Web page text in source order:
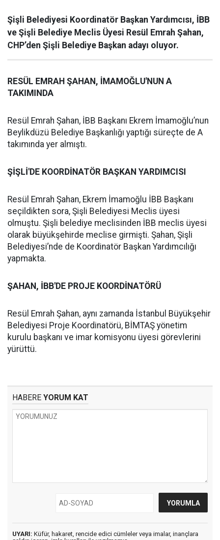
Şişli Belediyesi Koordinatör Başkan Yardımcısı, İBB
ve Şişli Belediye Meclis Üyesi Resül Emrah Şahan,
CHP’den Şişli Belediye Başkan adayı oluyor.
RESÜL EMRAH ŞAHAN, İMAMOĞLU'NUN A
TAKIMINDA
Resül Emrah Şahan, İBB Başkanı Ekrem İmamoğlu’nun
Beylikdüzü Belediye Başkanlığı yaptığı süreçte de A
takımında yer almıştı.
ŞİŞLİ'DE KOORDİNATÖR BAŞKAN YARDIMCISI
Resül Emrah Şahan, Ekrem İmamoğlu İBB Başkanı
seçildikten sora, Şişli Belediyesi Meclis üyesi
olmuştu. Şişli belediye meclisinden İBB meclis üyesi
olarak büyükşehirde meclise girmişti. Şahan, Şişli
Belediyesi’nde de Koordinatör Başkan Yardımcılığı
yapmakta.
ŞAHAN, İBB'DE PROJE KOORDİNATÖRÜ
Resül Emrah Şahan, aynı zamanda İstanbul Büyükşehir
Belediyesi Proje Koordinatörü, BİMTAŞ yönetim
kurulu başkanı ve imar komisyonu üyesi görevlerini
yürüttü.
HABERE YORUM KAT
UYARI: Küfür, hakaret, rencide edici cümleler veya imalar, inançlara